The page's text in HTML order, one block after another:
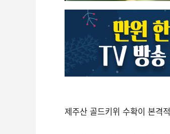
제주산 골드키위 수확이 본격